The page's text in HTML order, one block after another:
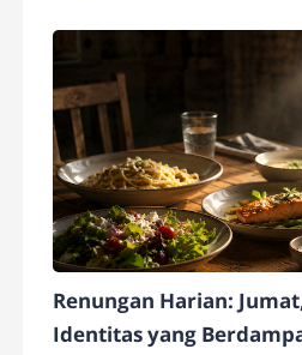
Renungan Harian:
Identitas yang